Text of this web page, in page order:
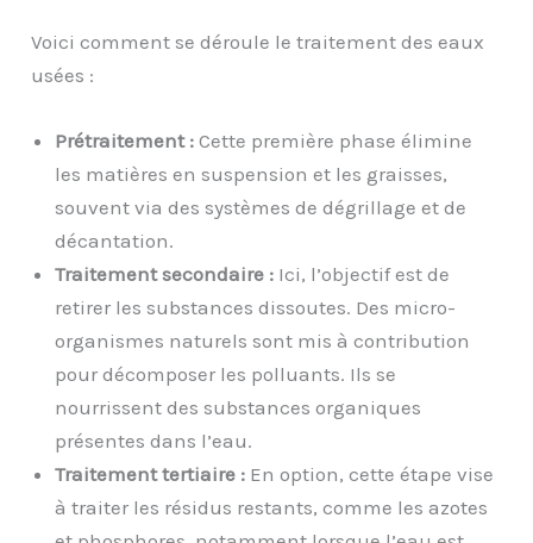
Voici comment se déroule le traitement des eaux
usées :
Prétraitement : Cette première phase élimine
les matières en suspension et les graisses,
souvent via des systèmes de dégrillage et de
décantation.
Traitement secondaire : Ici, l’objectif est de
retirer les substances dissoutes. Des micro-
organismes naturels sont mis à contribution
pour décomposer les polluants. Ils se
nourrissent des substances organiques
présentes dans l’eau.
Traitement tertiaire : En option, cette étape vise
à traiter les résidus restants, comme les azotes